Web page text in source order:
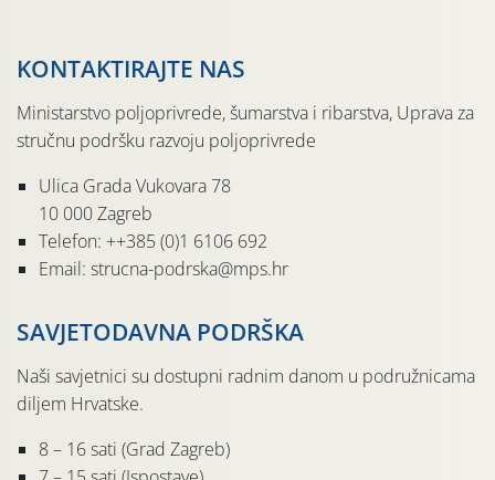
KONTAKTIRAJTE NAS
Ministarstvo poljoprivrede, šumarstva i ribarstva, Uprava za
stručnu podršku razvoju poljoprivrede
Ulica Grada Vukovara 78
10 000 Zagreb
Telefon: ++385 (0)1 6106 692
Email: strucna-podrska@mps.hr
SAVJETODAVNA PODRŠKA
Naši savjetnici su dostupni radnim danom u podružnicama
diljem Hrvatske.
8 – 16 sati (Grad Zagreb)